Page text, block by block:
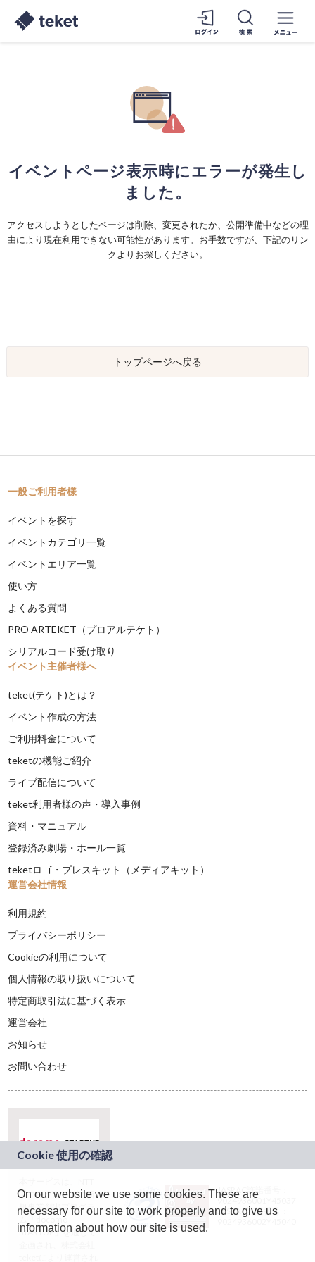
イベントページ表示時にエラーが発生し
ました。
アクセスしようとしたページは削除、変更されたか、公開準備中などの理
由により現在利用できない可能性があります。お手数ですが、下記のリン
クよりお探しください。
トップページへ戻る
一般ご利用者様
イベントを探す
イベントカテゴリ一覧
イベントエリア一覧
使い方
よくある質問
PRO ARTEKET（プロアルテケト）
シリアルコード受け取り
イベント主催者様へ
teket(テケト)とは？
イベント作成の方法
ご利用料金について
teketの機能ご紹介
ライブ配信について
teket利用者様の声・導入事例
資料・マニュアル
登録済み劇場・ホール一覧
teketロゴ・プレスキット（メディアキット）
運営会社情報
利用規約
プライバシーポリシー
Cookieの利用について
個人情報の取り扱いについて
特定商取引法に基づく表示
運営会社
お知らせ
お問い合わせ
ドコモグループの新
規事業創出プログラ
ム「docomo
STARTUP」を通じて
JASRAC許諾番号：
9024936001Y45037
JASRAC許諾番号：
On our website we use some cookies. These are
necessary for our site to work properly and to give us
information about how our site is used.